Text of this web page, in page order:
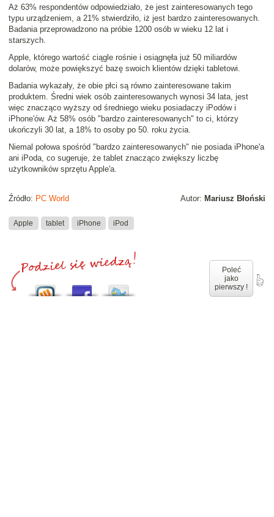
Aż 63% respondentów odpowiedziało, że jest zainteresowanych tego
typu urządzeniem, a 21% stwierdziło, iż jest bardzo zainteresowanych.
Badania przeprowadzono na próbie 1200 osób w wieku 12 lat i
starszych.
Apple, którego wartość ciągle rośnie i osiągnęła już 50 miliardów
dolarów, może powiększyć bazę swoich klientów dzięki tabletowi.
Badania wykazały, że obie płci są równo zainteresowane takim
produktem. Średni wiek osób zainteresowanych wynosi 34 lata, jest
więc znacząco wyższy od średniego wieku posiadaczy iPodów i
iPhone'ów. Aż 58% osób "bardzo zainteresowanych" to ci, którzy
ukończyli 30 lat, a 18% to osoby po 50. roku życia.
Niemal połowa spośród "bardzo zainteresowanych" nie posiada iPhone'a
ani iPoda, co sugeruje, że tablet znacząco zwiększy liczbę
użytkowników sprzętu Apple'a.
Autor: Mariusz Błoński
Źródło: PC World
Apple tablet iPhone iPod
Poleć
jako
pierwszy !